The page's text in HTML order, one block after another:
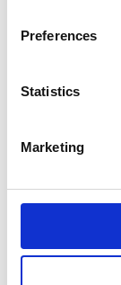
Preferences
Statistics
Marketing
7.8.2026
1.1.-
9.7.2026